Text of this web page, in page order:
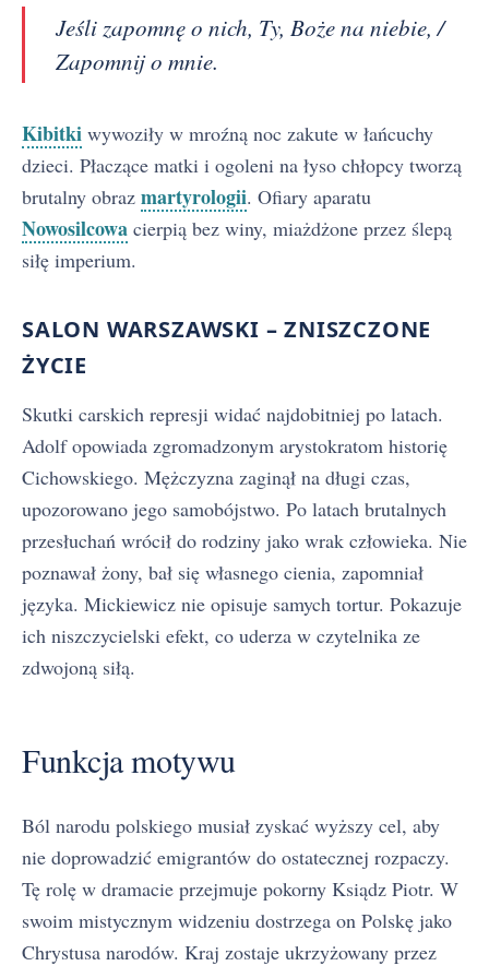
Jeśli zapomnę o nich, Ty, Boże na niebie, /
Zapomnij o mnie.
Kibitki wywoziły w mroźną noc zakute w łańcuchy
dzieci. Płaczące matki i ogoleni na łyso chłopcy tworzą
brutalny obraz martyrologii. Ofiary aparatu
Nowosilcowa cierpią bez winy, miażdżone przez ślepą
siłę imperium.
SALON WARSZAWSKI – ZNISZCZONE
ŻYCIE
Skutki carskich represji widać najdobitniej po latach.
Adolf opowiada zgromadzonym arystokratom historię
Cichowskiego. Mężczyzna zaginął na długi czas,
upozorowano jego samobójstwo. Po latach brutalnych
przesłuchań wrócił do rodziny jako wrak człowieka. Nie
poznawał żony, bał się własnego cienia, zapomniał
języka. Mickiewicz nie opisuje samych tortur. Pokazuje
ich niszczycielski efekt, co uderza w czytelnika ze
zdwojoną siłą.
Funkcja motywu
Ból narodu polskiego musiał zyskać wyższy cel, aby
nie doprowadzić emigrantów do ostatecznej rozpaczy.
Tę rolę w dramacie przejmuje pokorny Ksiądz Piotr. W
swoim mistycznym widzeniu dostrzega on Polskę jako
Chrystusa narodów. Kraj zostaje ukrzyżowany przez